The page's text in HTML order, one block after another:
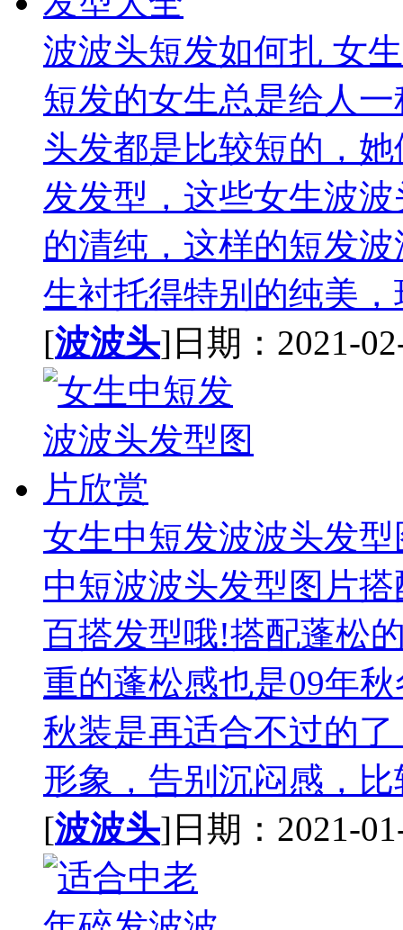
波波头短发如何扎 女
短发的女生总是给人
头发都是比较短的，
发发型，这些女生波
的清纯，这样的短发
生衬托得特别的纯美，
[波波头]日期：2021-
女生中短发波波头发
中短波波头发型图片
百搭发型哦!搭配蓬松
重的蓬松感也是09年
秋装是再适合不过的
形象，告别沉闷感，
[波波头]日期：2021-